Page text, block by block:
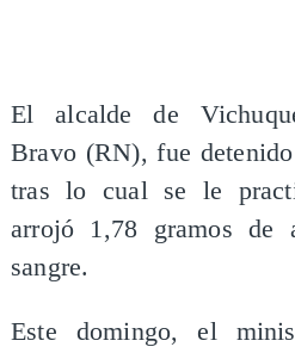
El alcalde de
Bravo (RN), fue
tras lo cual se le
arrojó 1,78 gramos de
sangre.
Este domingo, el